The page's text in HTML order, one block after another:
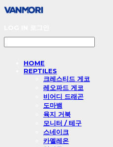
HOME
REPTILES
크레스티드 게코
레오파드 게코
비어디 드래곤
도마뱀
육지 거북
모니터 / 테구
스네이크
카멜레온